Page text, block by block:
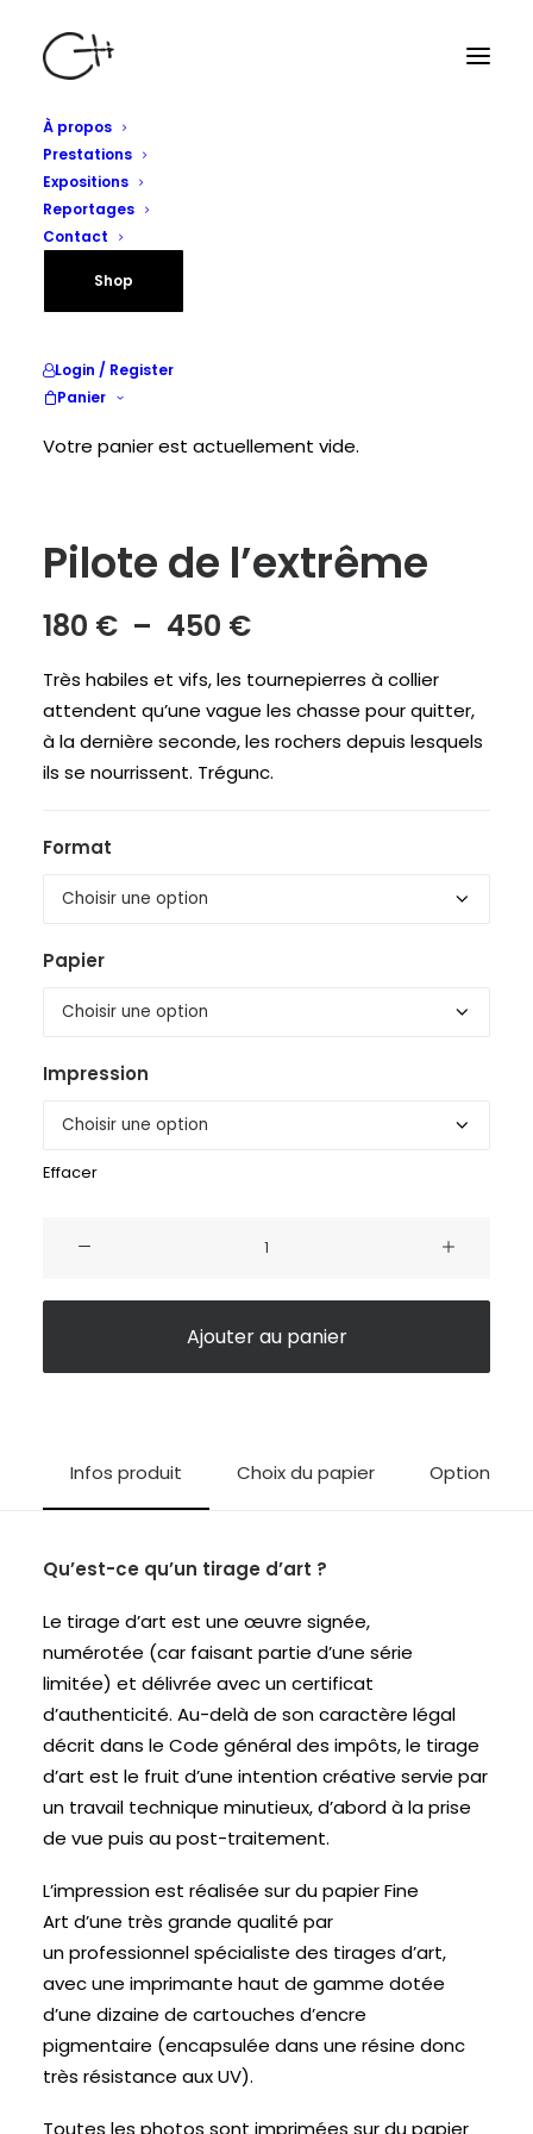
À propos
Prestations
Expositions
Reportages
Contact
Shop
Login / Register
Panier
Votre panier est actuellement vide.
Pilote de l’extrême
180 € – 450 €Plage
prix :
180 €
à
450 €
Très habiles et vifs, les tournepierres à collier
attendent qu’une vague les chasse pour quitter,
à la dernière seconde, les rochers depuis lesquels
ils se nourrissent. Trégunc.
Format
Papier
Impression
Effacer
Ajouter au panier
Infos produit Choix du papier Options
Qu’est-ce qu’un tirage d’art ?
Le tirage d’art est une œuvre signée,
numérotée (car faisant partie d’une série
limitée) et délivrée avec un certificat
d’authenticité. Au-delà de son caractère légal
décrit dans le Code général des impôts, le tirage
d’art est le fruit d’une intention créative servie par
un travail technique minutieux, d’abord à la prise
de vue puis au post-traitement.
L’impression est réalisée sur du papier Fine
Art d’une très grande qualité par
un professionnel spécialiste des tirages d’art,
avec une imprimante haut de gamme dotée
d’une dizaine de cartouches d’encre
pigmentaire (encapsulée dans une résine donc
très résistance aux UV).
Toutes les photos sont imprimées sur du papier